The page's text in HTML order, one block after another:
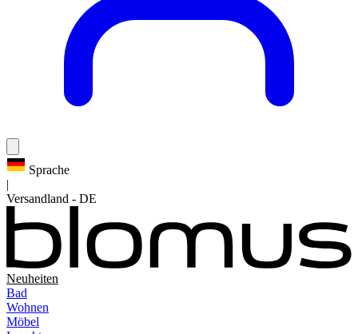
Sprache
|
Versandland - DE
Neuheiten
Bad
Wohnen
Möbel